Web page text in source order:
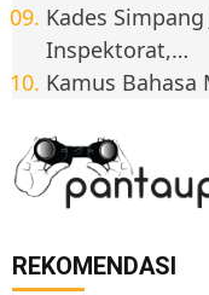
Kades
Inspektorat,…
Kamus Bahasa
REKOMENDASI